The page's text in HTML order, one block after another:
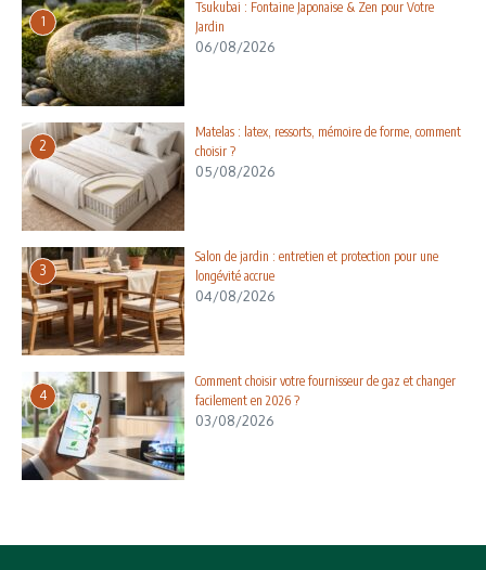
1
Tsukubai : Fontaine Japonaise & Zen pour Votre
Jardin
06/08/2026
2
Matelas : latex, ressorts, mémoire de forme, comment
choisir ?
05/08/2026
3
Salon de jardin : entretien et protection pour une
longévité accrue
04/08/2026
4
Comment choisir votre fournisseur de gaz et changer
facilement en 2026 ?
03/08/2026